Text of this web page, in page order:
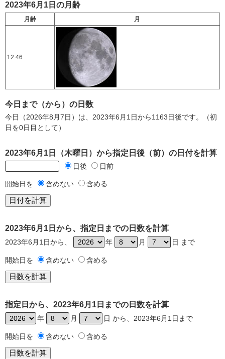
2023年6月1日の月齢
月齢 月
12.46
今日まで（から）の日数
今日（2026年8月7日）は、2023年6月1日から1163日後です。（初
日を0日目として）
2023年6月1日（木曜日）から指定日後（前）の日付を計算
日後 日前
開始日を 含めない 含める
2023年6月1日から、指定日までの日数を計算
2023年6月1日から、 年 月 日 まで
開始日を 含めない 含める
指定日から、2023年6月1日までの日数を計算
年 月 日 から、2023年6月1日まで
開始日を 含めない 含める